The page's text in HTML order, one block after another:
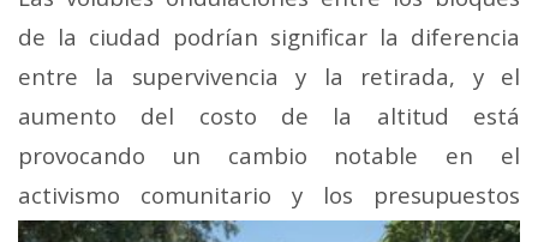
de la ciudad podrían significar la diferencia
entre la supervivencia y la retirada, y el
aumento del costo de la altitud está
provocando un cambio notable en el
activismo comunitario y los presupuestos